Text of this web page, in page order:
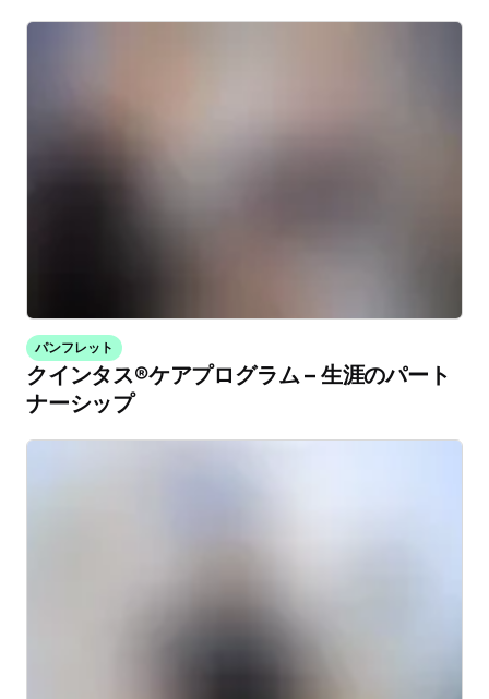
パンフレット
クインタス®ケアプログラム – 生涯のパート
ナーシップ